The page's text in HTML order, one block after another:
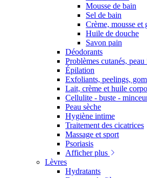
Mousse de bain
Sel de bain
Crème, mousse et
Huile de douche
Savon pain
Déodorants
Problèmes cutanés, peau
Épilation
Exfoliants, peelings,
Lait, crème et huile
Cellulite - buste -
Peau sèche
Hygiène intime
Traitement des cicatrices
Massage et sport
Psoriasis
Afficher plus
Lèvres
Hydratants